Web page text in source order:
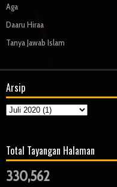
Aga
Daaru Hiraa
Tanya Jawab Islam
Arsip
Total Tayangan Halaman
330,562